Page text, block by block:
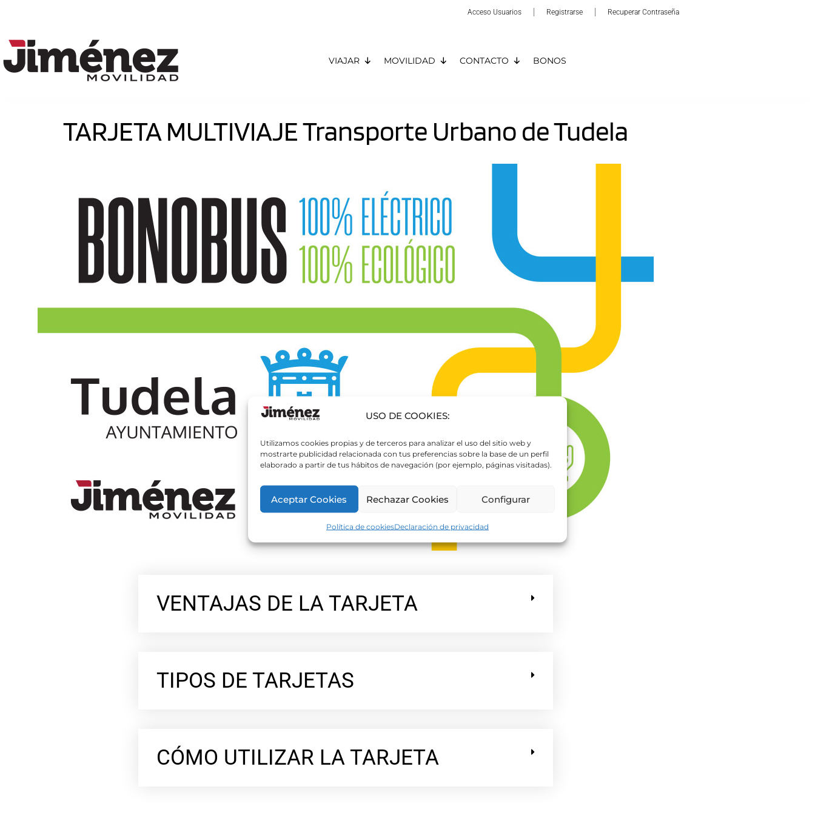
USO DE COOKIES:
Utilizamos cookies propias y de terceros para analizar el uso del sitio web y
mostrarte publicidad relacionada con tus preferencias sobre la base de un perfil
elaborado a partir de tus hábitos de navegación (por ejemplo, páginas visitadas).
Aceptar Cookies Rechazar Cookies Configurar
Política de cookiesDeclaración de privacidad
Acceso Usuarios Registrarse Recuperar Contraseña
VIAJAR MOVILIDAD CONTACTO BONOS
TARJETA MULTIVIAJE Transporte Urbano de Tudela
VENTAJAS DE LA TARJETA
TIPOS DE TARJETAS
CÓMO UTILIZAR LA TARJETA